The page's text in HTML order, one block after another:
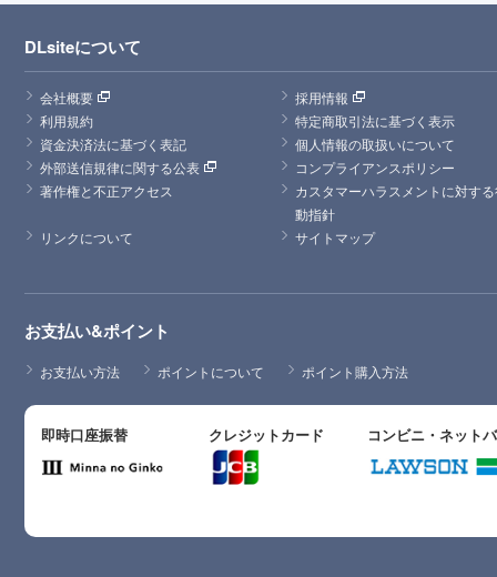
DLsiteについて
会社概要
採用情報
利用規約
特定商取引法に基づく表示
資金決済法に基づく表記
個人情報の取扱いについて
外部送信規律に関する公表
コンプライアンスポリシー
著作権と不正アクセス
カスタマーハラスメントに対す
動指針
リンクについて
サイトマップ
お支払い&ポイント
お支払い方法 ポイントについて ポイント購入方法
即時口座振替 クレジットカード コンビニ・ネット